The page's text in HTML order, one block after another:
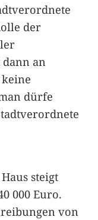
der
an
dürfe
steigt
000 Euro.
von